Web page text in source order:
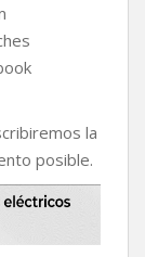
la
posible.